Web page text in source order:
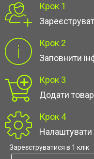
Крок 1
Крок 2
Заповнити
Крок 3
Додати
Крок 4
Налаштувати
Зареєструватися в 1 клік